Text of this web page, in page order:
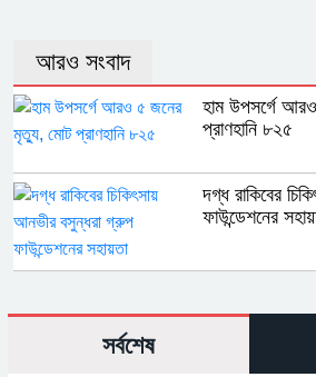
আরও সংবাদ
হাম উপসর্গে
প্রাণহানি ৮২৫
দগ্ধ রাকিবের
ফাউন্ডেশনের
সর্বশেষ